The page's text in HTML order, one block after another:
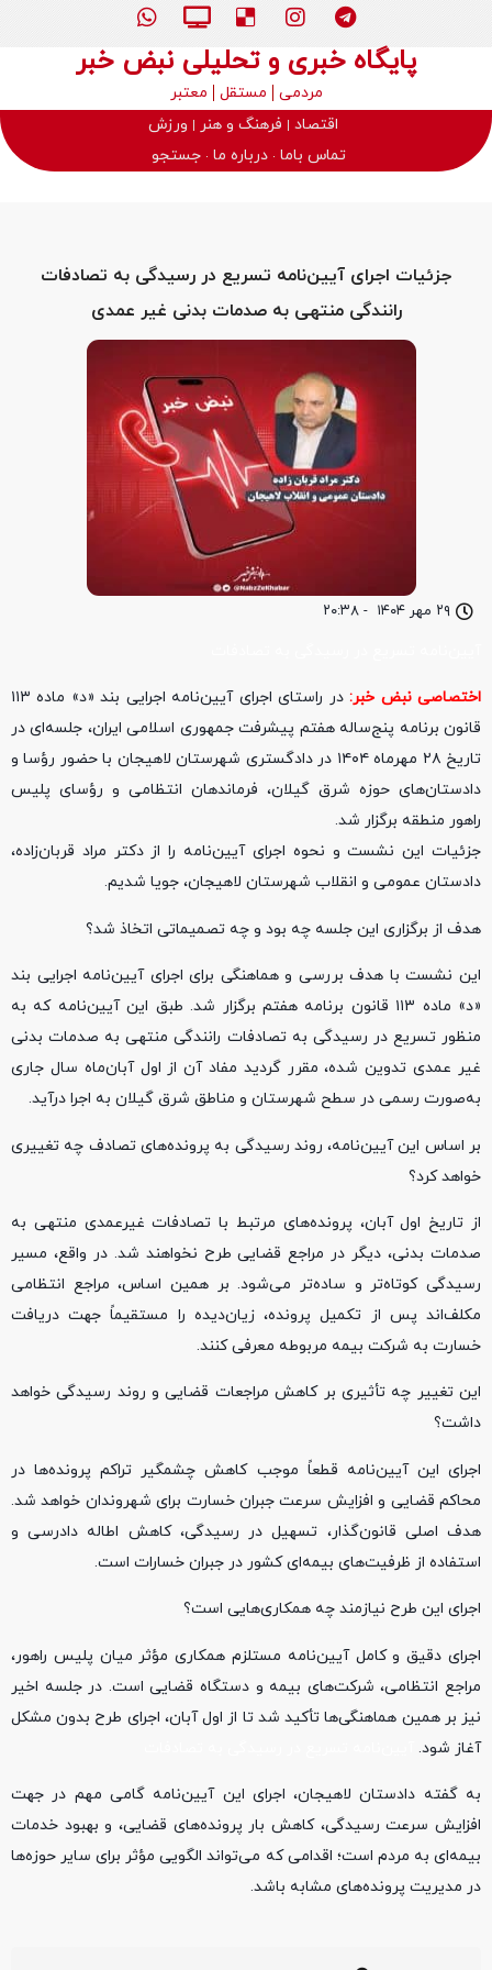
پایگاه خبری و تحلیلی نبض خبر
مردمی مستقل
معتبر
اقتصاد
فرهنگ و هنر
ورزش
تماس باما درباره ما جستجو
۲۹ مهر ۱۴۰۴ - ۲۰:۳۸
جزئیات اجرای آیین‌نامه تسریع در رسیدگی به تصادفات
رانندگی منتهی به صدمات بدنی غیر عمدی
اختصاصی نبض خبر:
در راستای اجرای آیین‌نامه اجرایی بند «د» ماده ۱۱۳
قانون برنامه پنج‌ساله هفتم پیشرفت جمهوری اسلامی ایران، جلسه‌ای در
تاریخ ۲۸ مهرماه ۱۴۰۴ در دادگستری شهرستان لاهیجان با حضور رؤسا و
دادستان‌های حوزه شرق گیلان، فرماندهان انتظامی و رؤسای پلیس
راهور منطقه برگزار شد.
جزئیات این نشست و نحوه اجرای آیین‌نامه را از دکتر مراد قربان‌زاده،
دادستان عمومی و انقلاب شهرستان لاهیجان، جویا شدیم.
هدف از برگزاری این جلسه چه بود و چه تصمیماتی اتخاذ شد؟
این نشست با هدف بررسی و هماهنگی برای اجرای آیین‌نامه اجرایی بند
«د» ماده ۱۱۳ قانون برنامه هفتم برگزار شد. طبق این آیین‌نامه که به
منظور تسریع در رسیدگی به تصادفات رانندگی منتهی به صدمات بدنی
غیر عمدی تدوین شده، مقرر گردید مفاد آن از اول آبان‌ماه سال جاری
به‌صورت رسمی در سطح شهرستان و مناطق شرق گیلان به اجرا درآید.
بر اساس این آیین‌نامه، روند رسیدگی به پرونده‌های تصادف چه تغییری
خواهد کرد؟
از تاریخ اول آبان، پرونده‌های مرتبط با تصادفات غیرعمدی منتهی به
صدمات بدنی، دیگر در مراجع قضایی طرح نخواهند شد. در واقع، مسیر
رسیدگی کوتاه‌تر و ساده‌تر می‌شود. بر همین اساس، مراجع انتظامی
مکلف‌اند پس از تکمیل پرونده، زیان‌دیده را مستقیماً جهت دریافت
خسارت به شرکت بیمه مربوطه معرفی کنند.
این تغییر چه تأثیری بر کاهش مراجعات قضایی و روند رسیدگی خواهد
داشت؟
اجرای این آیین‌نامه قطعاً موجب کاهش چشمگیر تراکم پرونده‌ها در
محاکم قضایی و افزایش سرعت جبران خسارت برای شهروندان خواهد شد.
هدف اصلی قانون‌گذار، تسهیل در رسیدگی، کاهش اطاله دادرسی و
استفاده از ظرفیت‌های بیمه‌ای کشور در جبران خسارات است.
اجرای این طرح نیازمند چه همکاری‌هایی است؟
اجرای دقیق و کامل آیین‌نامه مستلزم همکاری مؤثر میان پلیس راهور،
مراجع انتظامی، شرکت‌های بیمه و دستگاه قضایی است. در جلسه اخیر
نیز بر همین هماهنگی‌ها تأکید شد تا از اول آبان، اجرای طرح بدون مشکل
آغاز شود.
به گفته دادستان لاهیجان، اجرای این آیین‌نامه گامی مهم در جهت
افزایش سرعت رسیدگی، کاهش بار پرونده‌های قضایی، و بهبود خدمات
بیمه‌ای به مردم است؛ اقدامی که می‌تواند الگویی مؤثر برای سایر حوزه‌ها
در مدیریت پرونده‌های مشابه باشد.